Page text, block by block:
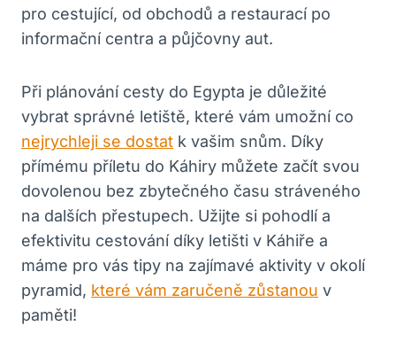
pro cestující, od obchodů a restaurací po
informační centra a půjčovny aut.
Při plánování cesty do​ Egypta je důležité
vybrat správné⁢ letiště, ⁣které vám umožní co
nejrychleji se dostat k vašim snům. Díky
přímému ⁣příletu do Káhiry můžete začít svou
dovolenou bez zbytečného‍ času stráveného
na ⁢dalších přestupech. Užijte si pohodlí ‍a
efektivitu cestování díky letišti v Káhiře⁣ a
máme pro vás ‌tipy na ⁤zajímavé aktivity v okolí
pyramid, které vám zaručeně zůstanou v
paměti!